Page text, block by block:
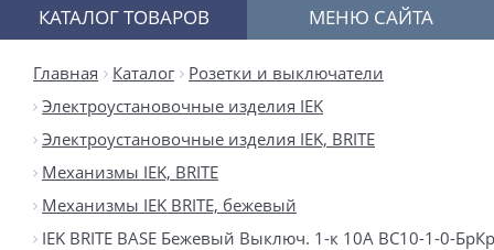
КАТАЛОГ ТОВАРОВ МЕНЮ САЙТА
Главная Каталог
Розетки и выключатели
Электроустановочные изделия IEK
Электроустановочные изделия IEK, BRITE
Механизмы IEK, BRITE
Механизмы IEK BRITE, бежевый
IEK BRITE BASE Бежевый Выключ. 1-к 10А ВС10-1-0-БрКр